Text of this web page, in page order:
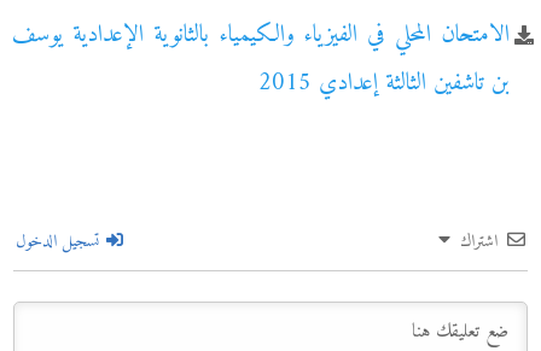
الامتحان المحلي في الفيزياء والكيمياء بالثانوية الإعدادية يوسف
بن تاشفين الثالثة إعدادي 2015
اشتراك تسجيل الدخول